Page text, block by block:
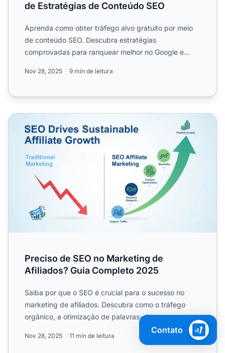
de Estratégias de Conteúdo SEO
Aprenda como obter tráfego alvo gratuito por meio
de conteúdo SEO. Descubra estratégias
comprovadas para ranquear melhor no Google e
Nov 28, 2025 9 min de leitura
Preciso de SEO no Marketing de Afiliados? Guia
Preciso de SEO no Marketing de
Afiliados? Guia Completo 2025
Saiba por que o SEO é crucial para o sucesso no
marketing de afiliados. Descubra como o tráfego
orgânico, a otimização de palavras-chave e a
Nov 28, 2025 11 min de leitura
Contato